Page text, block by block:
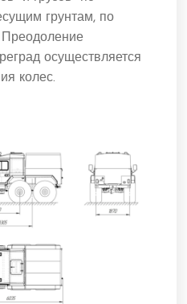
грунтам, по
осуществляется
колес.